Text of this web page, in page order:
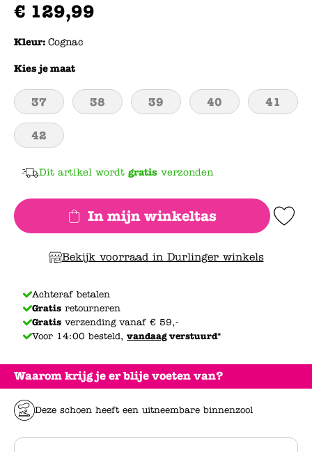
Waarom krijg je er blije voeten van?
Deze schoen heeft een uitneembare binnenzool
€ 129,99
Kleur: Cognac
Kies je maat
37 38 39 40 41
42
Dit artikel wordt gratis verzonden
In mijn winkeltas Add to
Bekijk voorraad in Durlinger winkels
Achteraf betalen
Gratis retourneren
Gratis verzending vanaf € 59,-
Voor 14:00 besteld, vandaagverstuurd*